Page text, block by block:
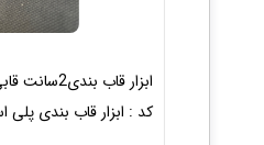
ابزار قاب بندی2سانت قابی پلی استایرن3متر
کد : ابزار قاب بندی پلی